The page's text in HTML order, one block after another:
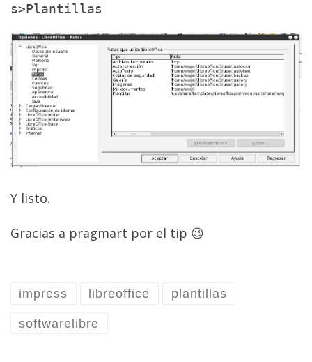
s>Plantillas
Y listo.
Gracias a pragmart por el tip 😉
impress libreoffice plantillas
softwarelibre